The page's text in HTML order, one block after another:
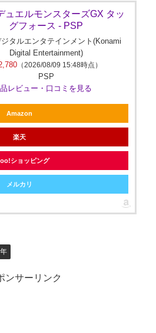
ュエルモンスターズGX タッ
グフォース - PSP
ジタルエンタテインメント(Konami
Digital Entertainment)
（2026/08/09 15:48時点）
PSP
レビュー・口コミを見る
Amazon
楽天
ショッピング
メルカリ
ンサーリンク